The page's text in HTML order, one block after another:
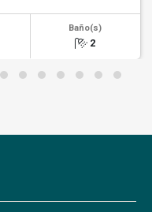
Baño(s)
2